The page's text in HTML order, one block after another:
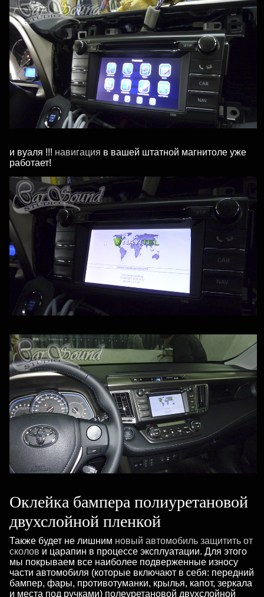
и вуаля !!! навигация в вашей штатной магнитоле уже
работает!
Оклейка бампера полиуретановой
двухслойной пленкой
Также будет не лишним новый автомобиль защитить от
сколов и царапин в процессе эксплуатации. Для этого
мы покрываем все наиболее подверженные износу
части автомобиля (которые включают в себя: передний
бампер, фары, противотуманки, крылья, капот, зеркала
и места под ручками) полеуретановой двухслойной